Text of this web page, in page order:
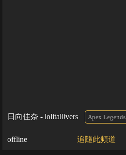
日向佳奈 - lolital0vers Apex Legends
offline 追隨此頻道